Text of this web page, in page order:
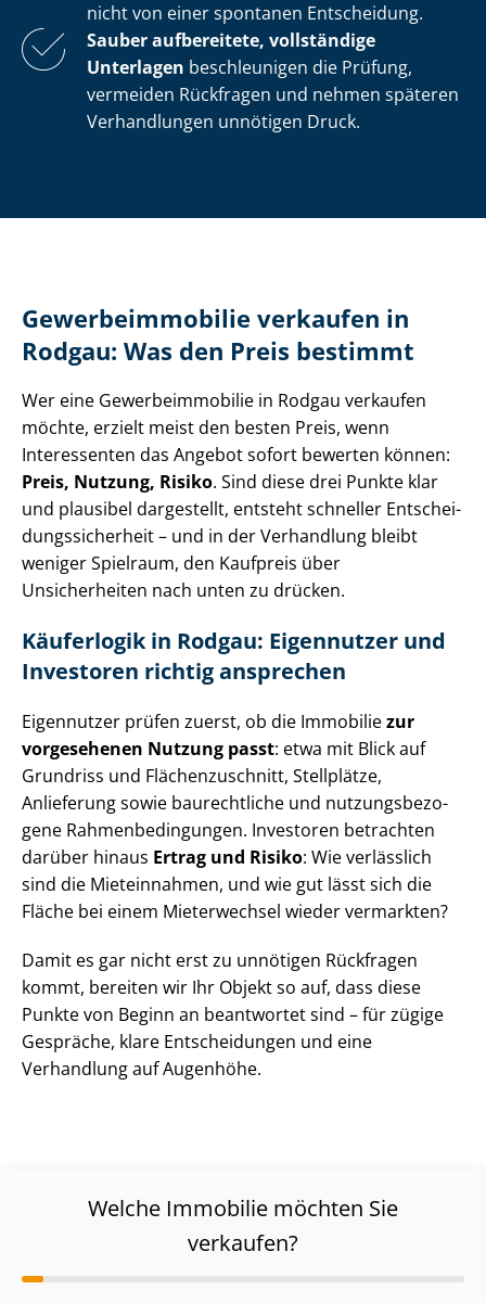
nicht von einer spontanen Entscheidung.
Sauber aufbereitete, vollständige
Unterlagen beschleunigen die Prüfung,
vermeiden Rückfragen und nehmen späteren
Verhandlungen unnötigen Druck.
Ge­wer­be­im­mo­bi­lie verkaufen in
Rodgau: Was den Preis bestimmt
Wer eine Ge­wer­be­im­mo­bi­lie in Rodgau verkaufen
möchte, erzielt meist den besten Preis, wenn
Interessenten das Angebot sofort bewerten können:
Preis, Nutzung, Risiko. Sind diese drei Punkte klar
und plausibel dargestellt, entsteht schneller Ent­schei­
dungs­si­cher­heit – und in der Verhandlung bleibt
weniger Spielraum, den Kaufpreis über
Unsicherheiten nach unten zu drücken.
Käuferlogik in Rodgau: Eigennutzer und
Investoren richtig ansprechen
Eigennutzer prüfen zuerst, ob die Immobiliezur
vorgesehenen Nutzung passt: etwa mit Blick auf
Grundriss und Flä­chen­zu­schnitt, Stellplätze,
Anlieferung sowie baurechtliche und nut­zungs­be­zo­
ge­ne Rah­men­be­din­gun­gen. Investoren betrachten
darüber hinaus Ertrag und Risiko: Wie verlässlich
sind die Mieteinnahmen, und wie gut lässt sich die
Fläche bei einem Mieterwechsel wieder vermarkten?
Damit es gar nicht erst zu unnötigen Rückfragen
kommt, bereiten wir Ihr Objekt so auf, dass diese
Punkte von Beginn an beantwortet sind – für zügige
Gespräche, klare Entscheidungen und eine
Verhandlung auf Augenhöhe.
Welche Immobilie möchten Sie
verkaufen?